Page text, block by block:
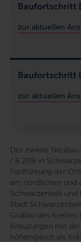
Baufortschritt
zur aktuellen
Baufortschritt
zur aktuellen
Der zweite
/ B 209 in
Fortführung der
am nördlichen und
Schwarzenbek
Stadt
Grabau des
Kreuzungen mit der
höhengleich als